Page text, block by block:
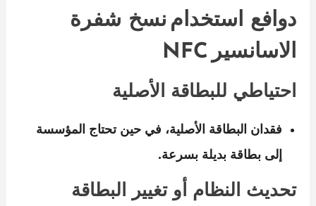
دوافع استخدام نسخ شفرة
الاسانسير NFC
احتياطي للبطاقة الأصلية
فقدان البطاقة الأصلية، في حين تحتاج المؤسسة
إلى بطاقة بديلة بسرعة.
تحديث النظام أو تغيير البطاقة